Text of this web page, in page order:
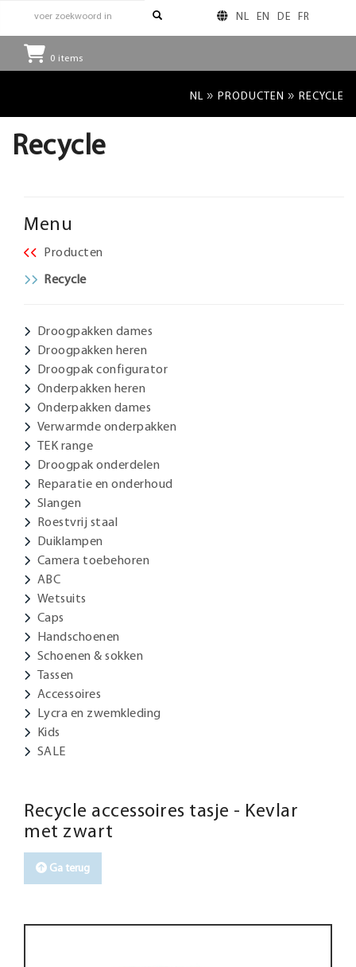
NL EN DE FR
0 items
NL » PRODUCTEN » RECYCLE
Recycle
Menu
Producten
Recycle
Droogpakken dames
Droogpakken heren
Droogpak configurator
Onderpakken heren
Onderpakken dames
Verwarmde onderpakken
TEK range
Droogpak onderdelen
Reparatie en onderhoud
Slangen
Roestvrij staal
Duiklampen
Camera toebehoren
ABC
Wetsuits
Caps
Handschoenen
Schoenen & sokken
Tassen
Accessoires
Lycra en zwemkleding
Kids
SALE
Recycle accessoires tasje - Kevlar
met zwart
Ga terug